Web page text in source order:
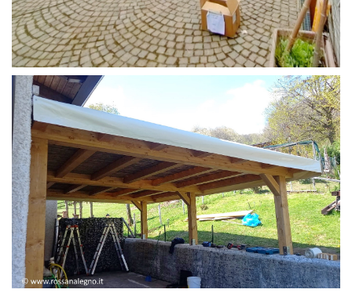
STRUTTURA CAMPER
STRUTTURA ADDOSSATA LAMELLARE